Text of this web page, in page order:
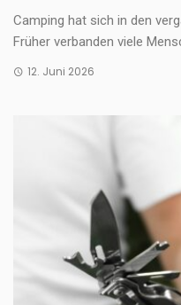
Camping hat sich in den
Früher verbanden viele
12. Juni 2026